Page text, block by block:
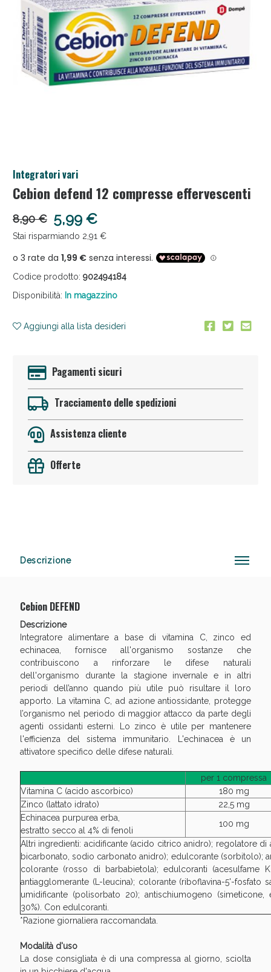
Integratori vari
Cebion defend 12 compresse effervescenti
8,90 € 5,99 €
Stai risparmiando 2,91 €
Codice prodotto: 902494184
Disponibilità: In magazzino
Aggiungi alla lista desideri
Pagamenti sicuri
Tracciamento delle spedizioni
Assistenza cliente
Offerte
Descrizione
Cebion DEFEND
Descrizione
Integratore alimentare a base di vitamina C, zinco ed
echinacea, fornisce all'organismo sostanze che
contribuiscono a rinforzare le difese naturali
dell'organismo durante la stagione invernale e in altri
periodi dell’anno quando più utile può risultare il loro
apporto. La vitamina C, ad azione antiossidante, protegge
l’organismo nel periodo di maggior attacco da parte degli
agenti ossidanti esterni. Lo zinco è utile per mantenere
l'efficienza del sistema immunitario. L'echinacea è un
attivatore specifico delle difese naturali.
per 1 compressa
Vitamina C (acido ascorbico)
180 mg
Zinco (lattato idrato)
22,5 mg
Echinacea purpurea erba,
estratto secco al 4% di fenoli
100 mg
Altri ingredienti: acidificante (acido citrico anidro); regolatore di
bicarbonato, sodio carbonato anidro); edulcorante (sorbitolo);
colorante (rosso di barbabietola); edulcoranti (acesulfame
antiagglomerante (L-leucina); colorante (riboflavina-5'-fosfato
umidificante (polisorbato 20); antischiumogeno (simeticone,
30%). Con edulcoranti.
*Razione giornaliera raccomandata.
Modalità d'uso
La dose consigliata è di una compressa al giorno, sciolta
Salini e Multivitaminici: oggi Sconto extra fino al
Anticellulite e Fanghi: Sconto fino al 40% valido
Vie Urinarie e Prostata: Sconti fino al 45% oggi!
Benessere Intestinale: Sconto fino al 55% valido
Scopri le offerte di Oggi